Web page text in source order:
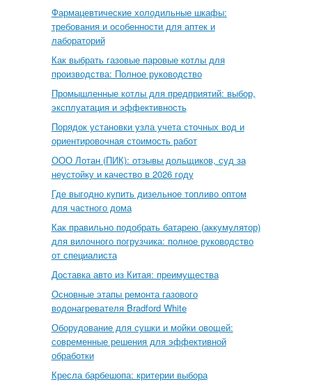
Фармацевтические холодильные шкафы:
требования и особенности для аптек и
лабораторий
Как выбрать газовые паровые котлы для
производства: Полное руководство
Промышленные котлы для предприятий: выбор,
эксплуатация и эффективность
Порядок установки узла учета сточных вод и
ориентировочная стоимость работ
ООО Лотан (ПИК): отзывы дольщиков, суд за
неустойку и качество в 2026 году
Где выгодно купить дизельное топливо оптом
для частного дома
Как правильно подобрать батарею (аккумулятор)
для вилочного погрузчика: полное руководство
от специалиста
Доставка авто из Китая: преимущества
Основные этапы ремонта газового
водонагревателя Bradford White
Оборудование для сушки и мойки овощей:
современные решения для эффективной
обработки
Кресла барбешопа: критерии выбора